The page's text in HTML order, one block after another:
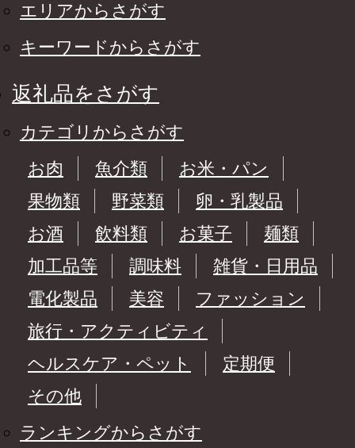
エリアからさがす
キーワードからさがす
返礼品をさがす
カテゴリからさがす
お肉
魚介類
お米・パン
果物類
野菜類
卵・乳製品
お酒
飲料類 お菓子
麺類
加工品等
調味料
雑貨・日用品
電化製品
美容
ファッション
旅行・アクティビティ
ヘルスケア・ペット
定期便
その他
ランキングからさがす